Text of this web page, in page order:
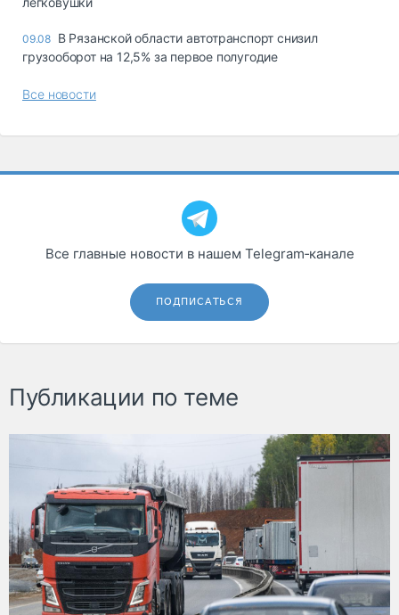
09.08 В Рязанской области автотранспорт снизил
грузооборот на 12,5% за первое полугодие
Все новости
Все главные новости в нашем Telegram‑канале
ПОДПИСАТЬСЯ
Публикации по теме